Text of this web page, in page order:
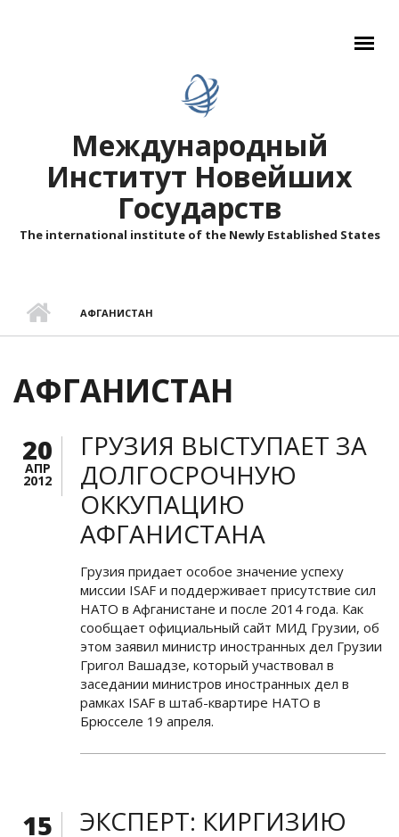
Международный
Институт Новейших
Государств
The international institute of the Newly Established States
АФГАНИСТАН
АФГАНИСТАН
20
АПР
2012
ГРУЗИЯ ВЫСТУПАЕТ ЗА
ДОЛГОСРОЧНУЮ
ОККУПАЦИЮ
АФГАНИСТАНА
Грузия придает особое значение успеху
миссии ISAF и поддерживает присутствие сил
НАТО в Афганистане и после 2014 года. Как
сообщает официальный сайт МИД Грузии, об
этом заявил министр иностранных дел Грузии
Григол Вашадзе, который участвовал в
заседании министров иностранных дел в
рамках ISAF в штаб-квартире НАТО в
Брюсселе 19 апреля.
15
ЭКСПЕРТ: КИРГИЗИЮ